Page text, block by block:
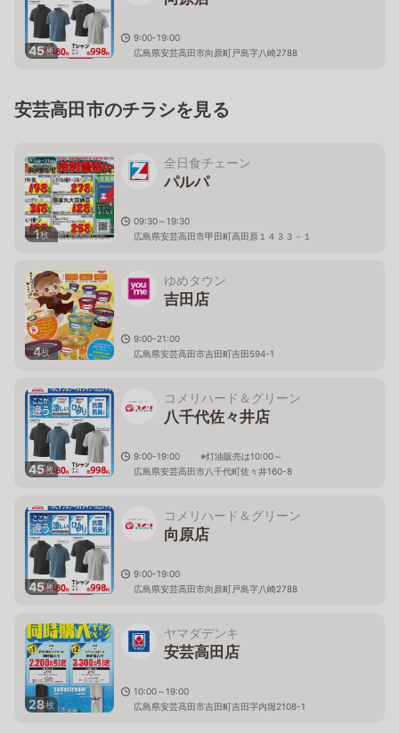
45枚
9:00-19:00
広島県安芸高田市向原町戸島字八崎2788
安芸高田市のチラシを見る
1枚
全日食チェーン
パルパ
09:30～19:30
広島県安芸高田市甲田町高田原１４３３－１
4枚
ゆめタウン
吉田店
9:00-21:00
広島県安芸高田市吉田町吉田594-1
45枚
コメリハード＆グリーン
八千代佐々井店
9:00-19:00 ※灯油販売は10:00～
広島県安芸高田市八千代町佐々井160-8
45枚
コメリハード＆グリーン
向原店
9:00-19:00
広島県安芸高田市向原町戸島字八崎2788
28枚
ヤマダデンキ
安芸高田店
10:00～19:00
広島県安芸高田市吉田町吉田字内堀2108-1